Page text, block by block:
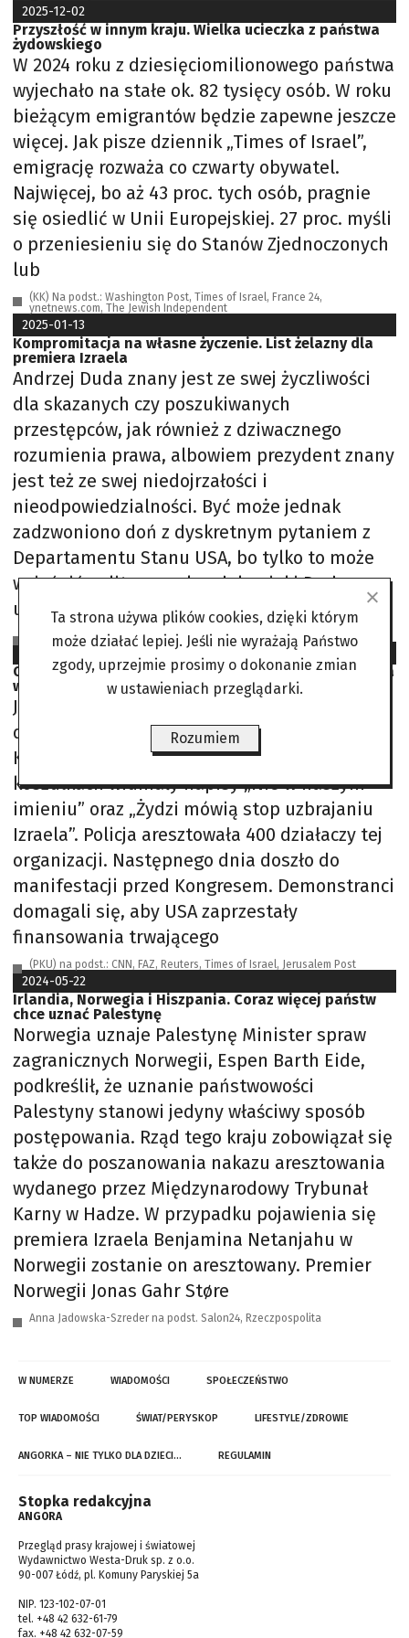
2025-12-02
Przyszłość w innym kraju. Wielka ucieczka z państwa
żydowskiego
W 2024 roku z dziesięciomilionowego państwa
wyjechało na stałe ok. 82 tysięcy osób. W roku
bieżącym emigrantów będzie zapewne jeszcze
więcej. Jak pisze dziennik „Times of Israel”,
emigrację rozważa co czwarty obywatel.
Najwięcej, bo aż 43 proc. tych osób, pragnie
się osiedlić w Unii Europejskiej. 27 proc. myśli
o przeniesieniu się do Stanów Zjednoczonych
lub
(KK) Na podst.: Washington Post, Times of Israel, France 24,
ynetnews.com, The Jewish Independent
2025-01-13
Kompromitacja na własne życzenie. List żelazny dla
premiera Izraela
Andrzej Duda znany jest ze swej życzliwości
dla skazanych czy poszukiwanych
przestępców, jak również z dziwacznego
rozumienia prawa, albowiem prezydent znany
jest też ze swej niedojrzałości i
nieodpowiedzialności. Być może jednak
zadzwoniono doń z dyskretnym pytaniem z
Departamentu Stanu USA, bo tylko to może
wyjaśnić polityczny skandal, w jaki Duda
uwikłał polską politykę. Benjamin Netanjahu
Henryk Martenka
Oklaski w Kongresie, gniew na ulicach. Premier Izraela
w USA
Już 23 lipca członkowie grupy „Żydowski Głos
dla Pokoju” weszli do jednego z budynków
Kapitolu i usiedli na podłodze. Na ich
koszulkach widniały napisy „Nie w naszym
imieniu” oraz „Żydzi mówią stop uzbrajaniu
Izraela”. Policja aresztowała 400 działaczy tej
organizacji. Następnego dnia doszło do
manifestacji przed Kongresem. Demonstranci
domagali się, aby USA zaprzestały
finansowania trwającego
(PKU) na podst.: CNN, FAZ, Reuters, Times of Israel, Jerusalem Post
2024-05-22
Irlandia, Norwegia i Hiszpania. Coraz więcej państw
chce uznać Palestynę
Norwegia uznaje Palestynę Minister spraw
zagranicznych Norwegii, Espen Barth Eide,
podkreślił, że uznanie państwowości
Palestyny stanowi jedyny właściwy sposób
postępowania. Rząd tego kraju zobowiązał się
także do poszanowania nakazu aresztowania
wydanego przez Międzynarodowy Trybunał
Karny w Hadze. W przypadku pojawienia się
premiera Izraela Benjamina Netanjahu w
Norwegii zostanie on aresztowany. Premier
Norwegii Jonas Gahr Støre
Anna Jadowska-Szreder na podst. Salon24, Rzeczpospolita
W NUMERZE WIADOMOŚCI SPOŁECZEŃSTWO
TOP WIADOMOŚCI ŚWIAT/PERYSKOP LIFESTYLE/ZDROWIE
ANGORKA – NIE TYLKO DLA DZIECI… REGULAMIN
Stopka redakcyjna
ANGORA
Przegląd prasy krajowej i światowej
Wydawnictwo Westa-Druk sp. z o.o.
90-007 Łódź, pl. Komuny Paryskiej 5a
NIP. 123-102-07-01
tel. +48 42 632-61-79
fax. +48 42 632-07-59
Ta strona używa plików cookies, dzięki którym
może działać lepiej. Jeśli nie wyrażają Państwo
zgody, uprzejmie prosimy o dokonanie zmian
w ustawieniach przeglądarki.
Rozumiem